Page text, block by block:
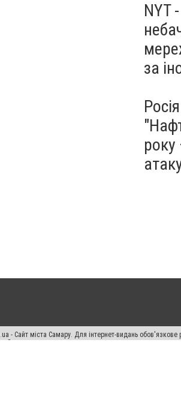
NYT
за
року
- Сайт міста Самару. Для інтернет-видань обов'язкове
Законом.